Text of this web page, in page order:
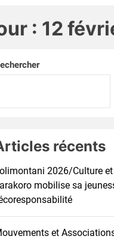
: 12
récents
2026/Culture et
mobilise sa
et